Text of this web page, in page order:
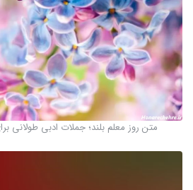
متن روز معلم بلند؛ جملات ادبی طولانی